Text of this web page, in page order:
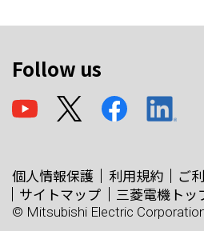
Follow us
個人情報保護 利用規約
ご
サイトマップ
三菱電機トッ
© Mitsubishi Electric